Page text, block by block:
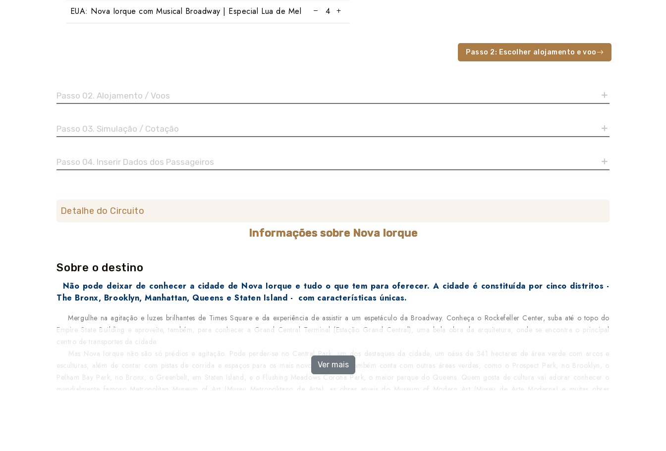
EUA: Nova Iorque com Musical Broadway | Especial Lua de Mel
Passo 2: Escolher alojamento e voo
Passo 02. Alojamento / Voos
Passo 03. Simulação / Cotação
Passo 04. Inserir Dados dos Passageiros
Detalhe do Circuito
Informações sobre Nova Iorque
Sobre o destino
Não pode deixar de conhecer a cidade de Nova Iorque e tudo o que tem para oferecer. A cidade é constituída por cinco distritos -
The Bronx, Brooklyn, Manhattan, Queens e Staten Island - com características únicas.
Mergulhe na agitação e luzes brilhantes de Times Square e da experiência de assistir a um espetáculo da Broadway. Conheça o Rockefeller Center, suba até o topo do
Empire State Building e aproveite, também, para conhecer a Grand Central Terminal (Estação Grand Central), uma bela obra da arquitetura, onde se encontra o principal
centro de transportes da cidade.
Mas Nova Iorque não são só prédios e agitação. Pode perder-se no Central Park, um dos destaques da cidade, um oásis de 341 hectares de área verde com arcos e
esculturas, além de contar com pistas de corrida e espaços para os mais novos. A cidade também conta com outras áreas verdes, como o Prospect Park, no Brooklyn, o
Pelham Bay Park, no Bronx, o Greenbelt, em Staten Island, e o Flushing Meadows Corona Park, o maior parque do Queens. Quem gosta de cultura vai adorar conhecer o
mundialmente famoso Metropolitan Museum of Art (Museu Metropolitano de Arte), as obras atuais do Museum of Modern Art (Museu de Arte Moderna) e muitas obras
Ver mais